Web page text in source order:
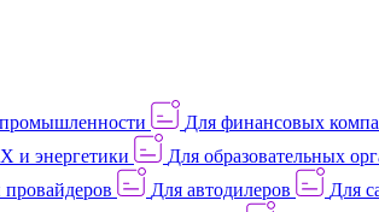
Для финансовых
и энергетики Для образовательных
провайдеров Для автодилеров Для